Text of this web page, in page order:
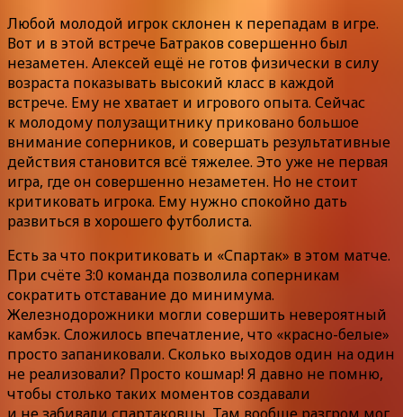
Любой молодой игрок склонен к перепадам в игре.
Вот и в этой встрече Батраков совершенно был
незаметен. Алексей ещё не готов физически в силу
возраста показывать высокий класс в каждой
встрече. Ему не хватает и игрового опыта. Сейчас
к молодому полузащитнику приковано большое
внимание соперников, и совершать результативные
действия становится всё тяжелее. Это уже не первая
игра, где он совершенно незаметен. Но не стоит
критиковать игрока. Ему нужно спокойно дать
развиться в хорошего футболиста.
Есть за что покритиковать и «Спартак» в этом матче.
При счёте 3:0 команда позволила соперникам
сократить отставание до минимума.
Железнодорожники могли совершить невероятный
камбэк. Сложилось впечатление, что «красно-белые»
просто запаниковали. Сколько выходов один на один
не реализовали? Просто кошмар! Я давно не помню,
чтобы столько таких моментов создавали